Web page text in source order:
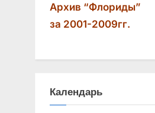
Архив “Флориды”
за 2001-2009гг.
Календарь